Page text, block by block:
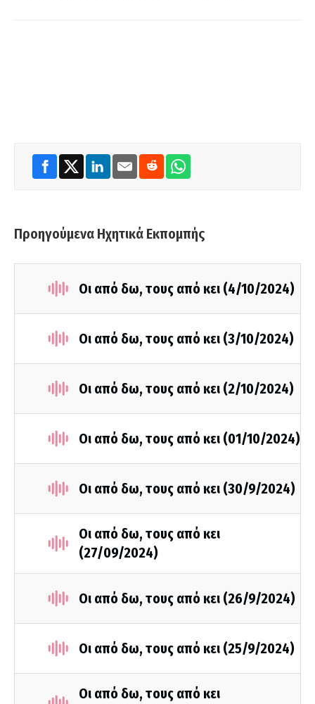
Προηγούμενα Ηχητικά Εκπομπής
Οι από δω, τους από κει (4/10/2024)
Οι από δω, τους από κει (3/10/2024)
Οι από δω, τους από κει (2/10/2024)
Οι από δω, τους από κει (01/10/2024)
Οι από δω, τους από κει (30/9/2024)
Οι από δω, τους από κει
(27/09/2024)
Οι από δω, τους από κει (26/9/2024)
Οι από δω, τους από κει (25/9/2024)
Οι από δω, τους από κει